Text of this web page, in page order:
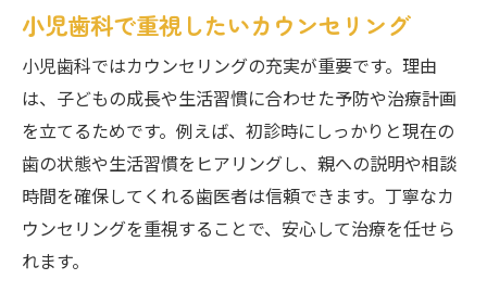
小児歯科で重視したいカウンセリング
小児歯科ではカウンセリングの充実が重要です。理由
は、子どもの成長や生活習慣に合わせた予防や治療計画
を立てるためです。例えば、初診時にしっかりと現在の
歯の状態や生活習慣をヒアリングし、親への説明や相談
時間を確保してくれる歯医者は信頼できます。丁寧なカ
ウンセリングを重視することで、安心して治療を任せら
れます。